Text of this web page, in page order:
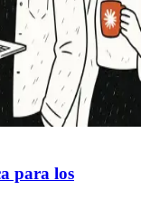
para los